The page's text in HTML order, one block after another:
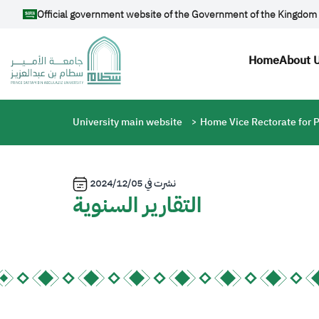
Skip to main content
Official government website of the Government of the Kingdom
Main
HomeAbout
Breadcrumb
University main website Home Vice Rectorate for
نشرت في2024/12/05
التقارير السنوية